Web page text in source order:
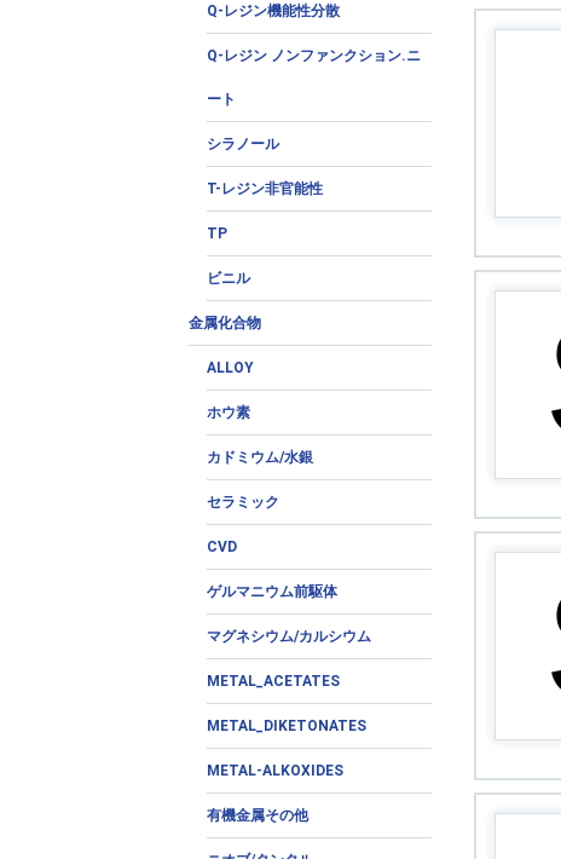
Q-レジン機能性分散
Q-レジン ノンファンクション.ニ
ート
シラノール
T-レジン非官能性
TP
ビニル
金属化合物
ALLOY
ホウ素
カドミウム/水銀
セラミック
CVD
ゲルマニウム前駆体
マグネシウム/カルシウム
METAL_ACETATES
METAL_DIKETONATES
METAL-ALKOXIDES
有機金属その他